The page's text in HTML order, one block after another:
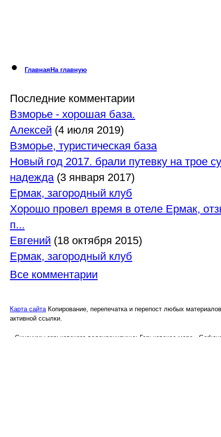
Главная На главную
Общение горя-моря
ТранспортИнформация
КаталогСправочник
ФотогалереяГорьковского моря
Последние комментарии
Взморье - хорошая база.
Алексей (4 июля 2019)
Взморье, туристическая база
Новый год 2017. брали путевку на трое
надежда(3 января 2017)
Ермак, загородный клуб
Хорошо провел время в отеле Ермак,
п...
Евгений (18 октября 2015)
Ермак, загородный клуб
Все комментарии
Карта сайтаКопирование, перепечатка и перепост любых
активной ссылки.
Синонимы горьковского водохранилища: Горьковское море ,